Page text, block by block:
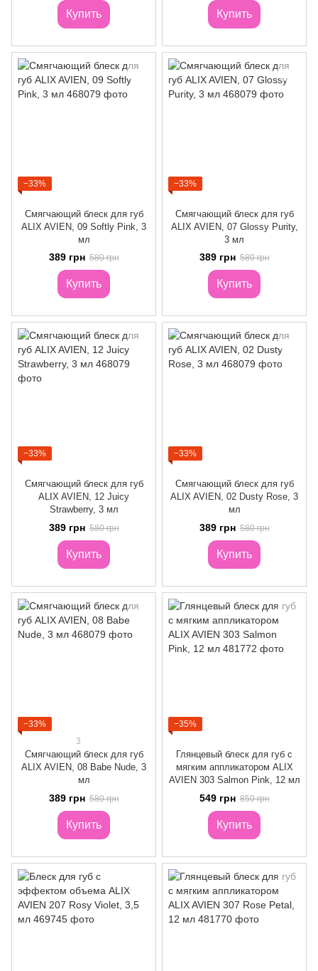
Купить Купить
−33%
Смягчающий блеск для губ
ALIX AVIEN, 09 Softly Pink, 3
мл
389 грн 580 грн
Купить
−33%
Смягчающий блеск для губ
ALIX AVIEN, 07 Glossy Purity,
3 мл
389 грн 580 грн
Купить
−33%
Смягчающий блеск для губ
ALIX AVIEN, 12 Juicy
Strawberry, 3 мл
389 грн 580 грн
Купить
−33%
Смягчающий блеск для губ
ALIX AVIEN, 02 Dusty Rose, 3
мл
389 грн 580 грн
Купить
−33%
3
Смягчающий блеск для губ
ALIX AVIEN, 08 Babe Nude, 3
мл
389 грн 580 грн
Купить
−35%
Глянцевый блеск для губ с
мягким аппликатором ALIX
AVIEN 303 Salmon Pink, 12 мл
549 грн 850 грн
Купить